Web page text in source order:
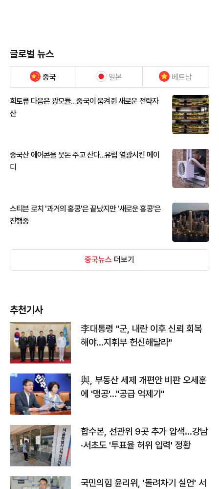
글로벌 뉴스
중국 일본 베트남
희토류 다음은 광모듈…중국이 움켜쥔 새로운 전략자
산
중국산 에어콘을 웃돈 주고 산다...유럽 열광시킨 메이
디
스티븐 로치 '과거의 홍콩'은 끝났지만 '새로운 홍콩'은
진행중
중국뉴스 더보기
추천기사
李대통령 "군, 내란 이후 신뢰 회복
해야…지휘부 헌신해달라"
與, 부동산 세제 개편안 비판 오세훈
에 '맹공'…"공급 억제기"
합수본, 선관위 9곳 추가 압색…강남
·서초도 '투표율 허위 입력' 정황
국민의힘 윤리위, '돌려차기 실언' 서